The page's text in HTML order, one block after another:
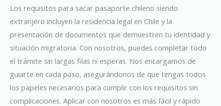
Los requisitos para sacar pasaporte chileno siendo
extranjero incluyen la residencia legal en Chile y la
presentación de documentos que demuestren tu identidad y
situación migratoria. Con nosotros, puedes completar todo
el trámite sin largas filas ni esperas. Nos encargamos de
guiarte en cada paso, asegurándonos de que tengas todos
los papeles necesarios para cumplir con los requisitos sin
complicaciones. Aplicar con nosotros es más fácil y rápido